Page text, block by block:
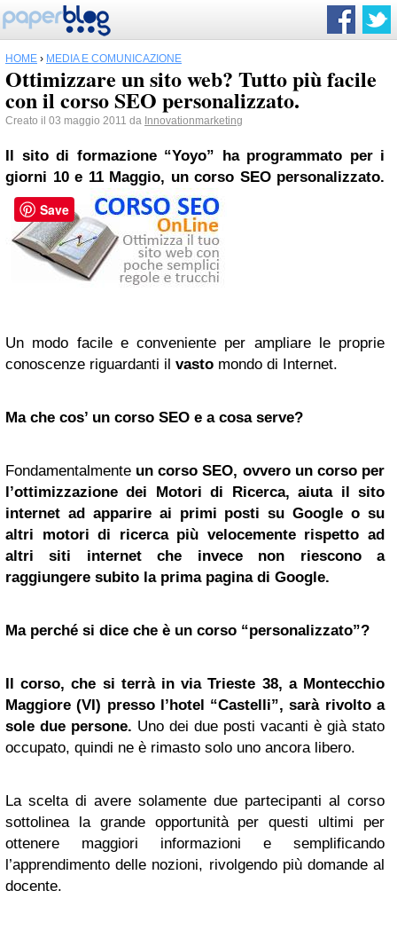
HOME › MEDIA E COMUNICAZIONE
Ottimizzare un sito web? Tutto più facile
con il corso SEO personalizzato.
Creato il 03 maggio 2011 da Innovationmarketing
Il sito di formazione “Yoyo” ha programmato per i
giorni 10 e 11 Maggio, un corso SEO personalizzato.
Un modo facile e conveniente per ampliare le proprie
conoscenze riguardanti il vasto mondo di Internet.
Ma che cos’ un corso SEO e a cosa serve?
Fondamentalmente un corso SEO, ovvero un corso per
l’ottimizzazione dei Motori di Ricerca, aiuta il sito
internet ad apparire ai primi posti suGoogle o su
altri motori di ricerca più velocemente rispetto ad
altri siti internet che invece non riescono a
raggiungere subito la prima pagina di Google.
Ma perché si dice che è un corso “personalizzato”?
Il corso, che si terrà in viaTrieste 38, a Montecchio
Maggiore (VI) presso l’hotel “Castelli”, sarà rivolto a
sole due persone. Uno dei due posti vacanti è già stato
occupato, quindi ne è rimasto solo uno ancora libero.
La scelta di avere solamente due partecipanti al corso
sottolinea la grande opportunità per questi ultimi per
ottenere maggiori informazioni e semplificando
l’apprendimento delle nozioni, rivolgendo più domande al
docente.
Save